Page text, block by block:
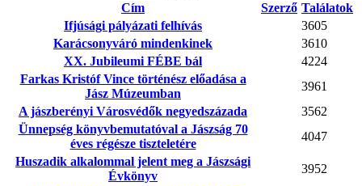
Cím
Szerző Találatok
Ifjúsági pályázati felhívás
3605
Karácsonyváró mindenkinek
3610
XX. Jubileumi FÉBE bál
4224
Farkas Kristóf Vince történész előadása a
Jász Múzeumban
3961
A jászberényi Városvédők negyedszázada
3562
Ünnepség könyvbemutatóval a Jászság 70
éves régésze tiszteletére
4047
Huszadik alkalommal jelent meg a Jászsági
Évkönyv
3952